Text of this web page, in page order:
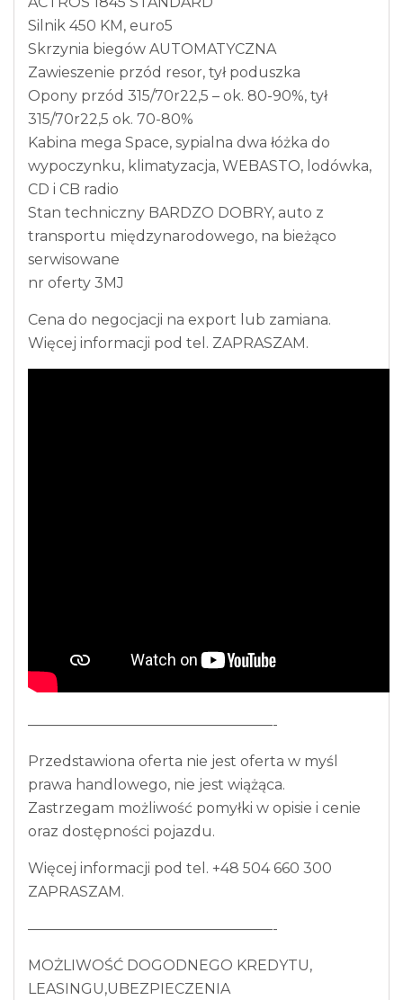
Silnik 450 KM, euro5
Skrzynia biegów AUTOMATYCZNA
Zawieszenie przód resor, tył poduszka
Opony przód 315/70r22,5 – ok. 80-90%, tył
315/70r22,5 ok. 70-80%
Kabina mega Space, sypialna dwa łóżka do
wypoczynku, klimatyzacja, WEBASTO, lodówka,
CD i CB radio
Stan techniczny BARDZO DOBRY, auto z
transportu międzynarodowego, na bieżąco
serwisowane
nr oferty 3MJ
Cena do negocjacji na export lub zamiana.
Więcej informacji pod tel. ZAPRASZAM.
—————————————————-
Przedstawiona oferta nie jest oferta w myśl
prawa handlowego, nie jest wiążąca.
Zastrzegam możliwość pomyłki w opisie i cenie
oraz dostępności pojazdu.
Więcej informacji pod tel. +48 504 660 300
ZAPRASZAM.
—————————————————-
MOŻLIWOŚĆ DOGODNEGO KREDYTU,
LEASINGU,UBEZPIECZENIA